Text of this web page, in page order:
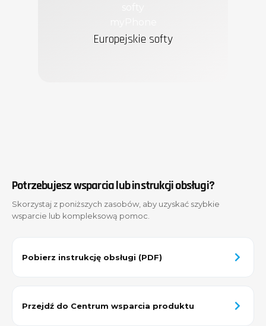
Europejskie softy
Potrzebujesz wsparcia lub instrukcji obsługi?
Skorzystaj z poniższych zasobów, aby uzyskać szybkie
wsparcie lub kompleksową pomoc.
Pobierz instrukcję obsługi (PDF)
Przejdź do Centrum wsparcia produktu